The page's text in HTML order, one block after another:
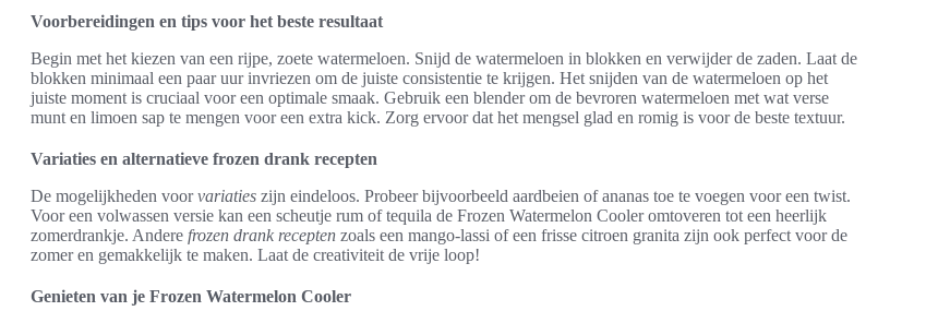
Voorbereidingen en tips voor het beste resultaat
Begin met het kiezen van een rijpe, zoete watermeloen. Snijd de watermeloen in blokken en verwijder de zaden. Laat de
blokken minimaal een paar uur invriezen om de juiste consistentie te krijgen. Het snijden van de watermeloen op het
juiste moment is cruciaal voor een optimale smaak. Gebruik een blender om de bevroren watermeloen met wat verse
munt en limoen sap te mengen voor een extra kick. Zorg ervoor dat het mengsel glad en romig is voor de beste textuur.
Variaties en alternatieve frozen drank recepten
De mogelijkheden voorvariaties zijn eindeloos. Probeer bijvoorbeeld aardbeien of ananas toe te voegen voor een twist.
Voor een volwassen versie kan een scheutje rum of tequila de Frozen Watermelon Cooler omtoveren tot een heerlijk
zomerdrankje. Andere frozen drank recepten zoals een mango-lassi of een frisse citroen granita zijn ook perfect voor de
zomer en gemakkelijk te maken. Laat de creativiteit de vrije loop!
Genieten van je Frozen Watermelon Cooler